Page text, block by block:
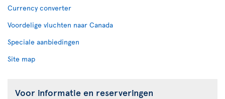
Currency converter
Voordelige vluchten naar Canada
Speciale aanbiedingen
Site map
Voor informatie en reserveringen